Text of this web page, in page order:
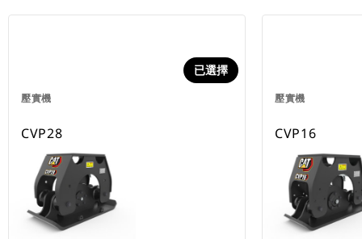
壓實機
已選擇
CVP28
壓實機
CVP16